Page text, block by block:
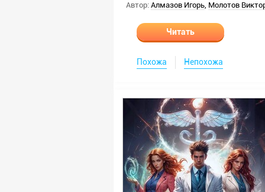
Автор: Алмазов Игорь, Молотов
Читать
Похожа Непохожа